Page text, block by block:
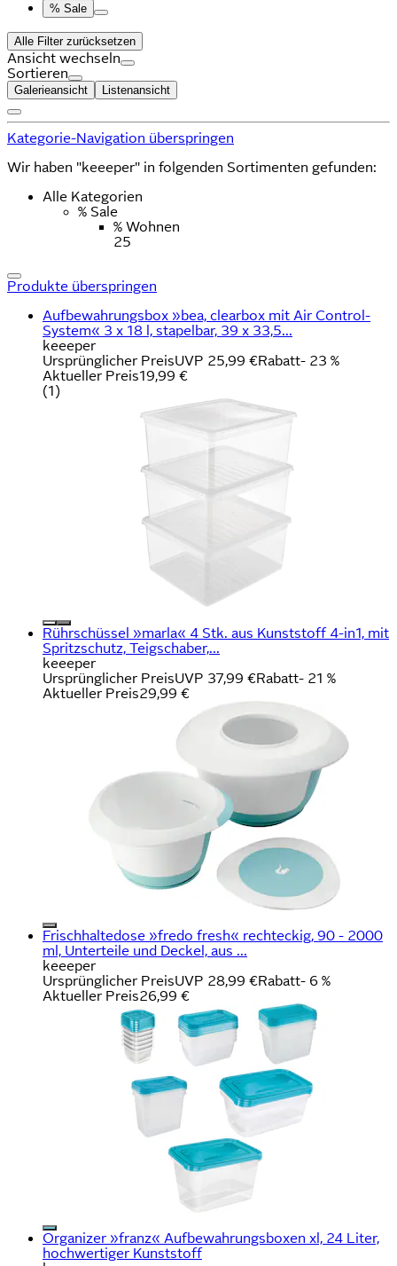
% Sale
Alle Filter zurücksetzen
Ansicht wechseln
Sortieren
Galerieansicht Listenansicht
Kategorie-Navigation überspringen
Wir haben "keeeper" in folgenden Sortimenten gefunden:
Alle Kategorien
% Sale
% Wohnen
25
Produkte überspringen
Aufbewahrungsbox »bea, clearbox mit Air Control-
System« 3 x 18 l, stapelbar, 39 x 33,5...
keeeper
Ursprünglicher PreisUVP 25,99 €Rabatt- 23 %
Aktueller Preis19,99 €
(1)
Rührschüssel »marla« 4 Stk. aus Kunststoff 4-in1, mit
Spritzschutz, Teigschaber,...
keeeper
Ursprünglicher PreisUVP 37,99 €Rabatt- 21 %
Aktueller Preis29,99 €
Frischhaltedose »fredo fresh« rechteckig, 90 - 2000
ml, Unterteile und Deckel, aus ...
keeeper
Ursprünglicher PreisUVP 28,99 €Rabatt- 6 %
Aktueller Preis26,99 €
Organizer »franz« Aufbewahrungsboxen xl, 24 Liter,
hochwertiger Kunststoff